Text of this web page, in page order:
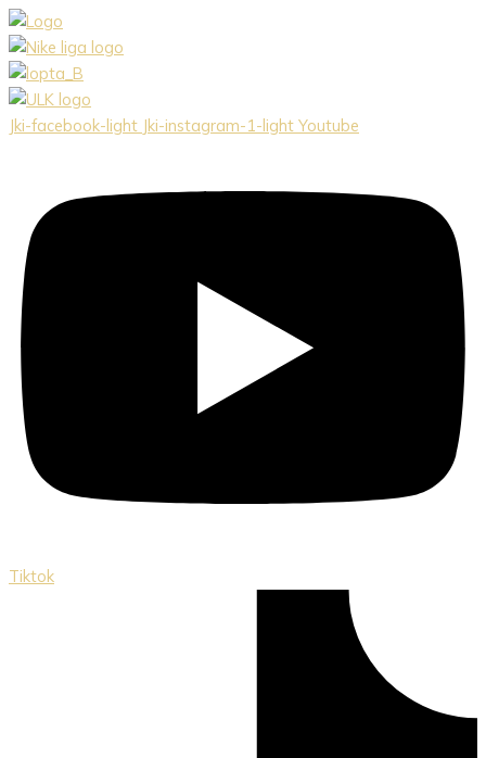
Preskočiť
na
obsah
Jki-facebook-light Jki-instagram-1-light Youtube
Tiktok